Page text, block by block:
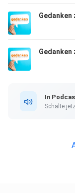
Gedanken
Gedanken
In
Schalte